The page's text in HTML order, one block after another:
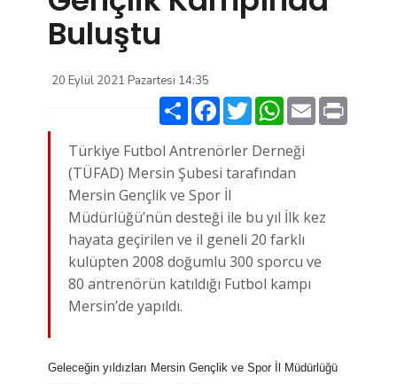
Buluştu
20 Eylül 2021 Pazartesi 14:35
Paylaş FacebookTwitter WhatsApp
Email
Türkiye Futbol Antrenörler Derneği
(TÜFAD) Mersin Şubesi tarafından
Mersin Gençlik ve Spor İl
Müdürlüğü’nün desteği ile bu yıl İlk kez
hayata geçirilen ve il geneli 20 farklı
kulüpten 2008 doğumlu 300 sporcu ve
80 antrenörün katıldığı Futbol kampı
Mersin’de yapıldı.
Geleceğin yıldızları Mersin Gençlik ve Spor İl Müdürlüğü